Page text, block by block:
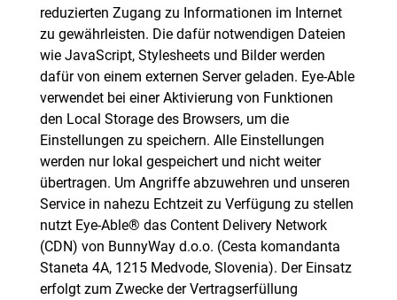
reduzierten Zugang zu Informationen im Internet
zu gewährleisten. Die dafür notwendigen Dateien
wie JavaScript, Stylesheets und Bilder werden
dafür von einem externen Server geladen. Eye-Able
verwendet bei einer Aktivierung von Funktionen
den Local Storage des Browsers, um die
Einstellungen zu speichern. Alle Einstellungen
werden nur lokal gespeichert und nicht weiter
übertragen. Um Angriffe abzuwehren und unseren
Service in nahezu Echtzeit zu Verfügung zu stellen
nutzt Eye-Able® das Content Delivery Network
(CDN) von BunnyWay d.o.o. (Cesta komandanta
Staneta 4A, 1215 Medvode, Slovenia). Der Einsatz
erfolgt zum Zwecke der Vertragserfüllung